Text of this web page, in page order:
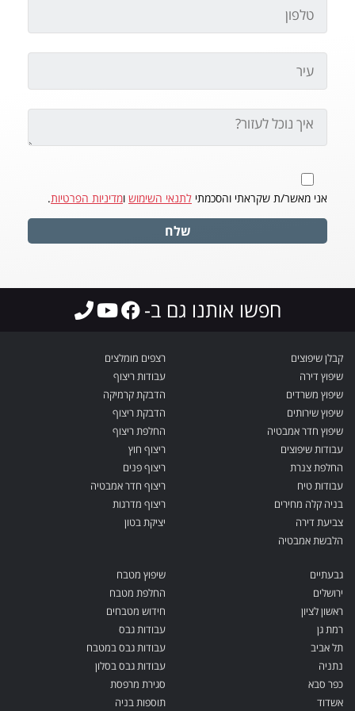
אני מאשר/ת שקראתי והסכמתי לתנאי השימוש ומדיניות הפרטיות.
שלח
חפשו אותנו גם ב-
קבלן שיפוצים
שיפוץ דירה
שיפוץ משרדים
שיפוץ שירותים
שיפוץ חדר אמבטיה
עבודות שיפוצים
החלפת צנרת
עבודות טיח
בניה קלה מחירים
צביעת דירה
הלבשת אמבטיה
רצפים מומלצים
עבודות ריצוף
הדבקת קרמיקה
הדבקת ריצוף
החלפת ריצוף
ריצוף חוץ
ריצוף פנים
ריצוף חדר אמבטיה
ריצוף מדרגות
יציקת בטון
גבעתיים
ירושלים
ראשון לציון
רמת גן
תל אביב
נתניה
כפר סבא
אשדוד
שיפוץ מטבח
החלפת מטבח
חידוש מטבחים
עבודות גבס
עבודות גבס במטבח
עבודות גבס בסלון
סגירת מרפסת
תוספות בניה